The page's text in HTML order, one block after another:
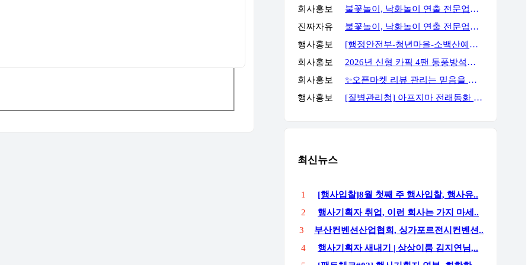
회사홍보
불꽃놀이, 낙화놀이 연출 전문업체 세홍SFC 입니다
진짜자유
불꽃놀이, 낙화놀이 연출 전문업체 세홍SFC 입니다
행사홍보
[행정안전부-청년마을-소백산예술촌] 무료 주말 기획자 과정
회사홍보
2026년 신형 카픽 4팬 통풍방석｜차량·가정 겸용 자동 착석감지 통풍방석
회사홍보
✨오픈마켓 리뷰 관리는 믿음을 주는 곳에서 진행해야 합니다✨
행사홍보
[질병관리청] 아프지마 전래동화 혹부리영감 이벤트
최신뉴스
1
[행사입찰]8월 첫째 주 행사입찰, 행사유..
2
행사기획자 취업, 이런 회사는 가지 마세..
3
부산컨벤션산업협회, 싱가포르전시컨벤션..
4
행사기획자 새내기 | 상상이룸 김지연님,..